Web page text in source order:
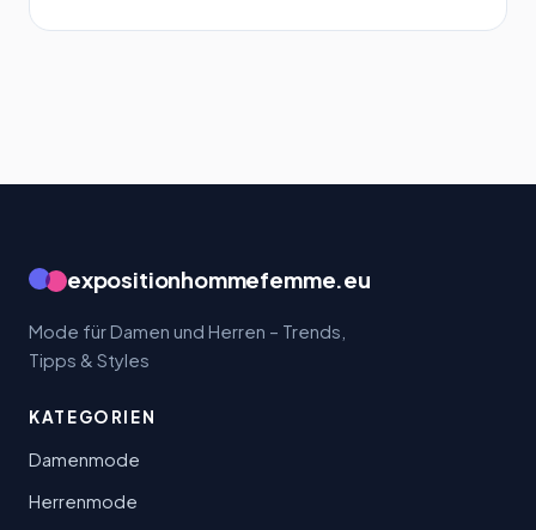
expositionhommefemme.eu
Mode für Damen und Herren – Trends,
Tipps & Styles
KATEGORIEN
Damenmode
Herrenmode